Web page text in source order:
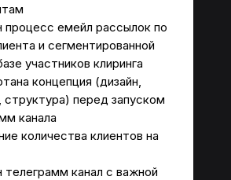
процесс емейл рассылок по
и сегментированной
участников клиринга
концепция (дизайн,
структура) перед запуском
канала
количества клиентов на
телеграмм канал с важной